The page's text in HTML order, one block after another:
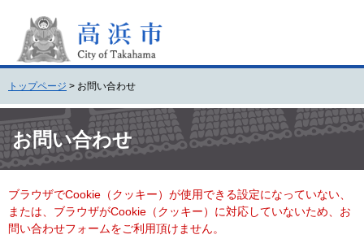
頭
で
す
。
飛
ば
し
て
本
へ
トップページ > お問い合わせ
文 お問い合わせ
ブラウザでCookie（クッキー）が使用できる設定になっていない、
または、ブラウザがCookie（クッキー）に対応していないため、お
問い合わせフォームをご利用頂けません。